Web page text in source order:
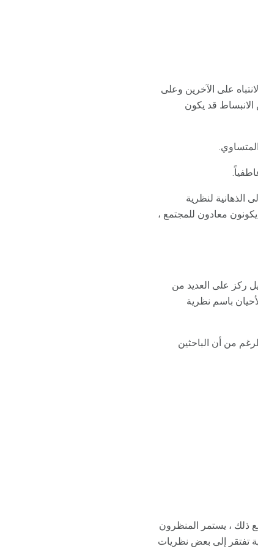
على الآخرين وعلى
الانبساط قد يكون
لنظرية
معادون للمجتمع ،
ركز على العديد من
باسم نظرية
من أن الباحثين
ذلك ، يستمر المنظرون
تفتقر إلى بعض نظريات